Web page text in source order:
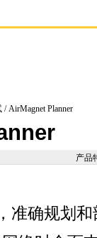
/ AirMagnet Planner
产品
准确规划和